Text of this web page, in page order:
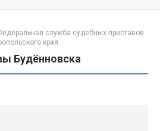
служба судебных приставов
края
Будённовска